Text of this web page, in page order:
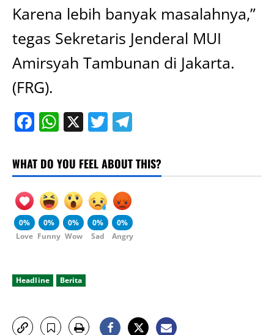
Karena lebih banyak masalahnya,”
tegas Sekretaris Jenderal MUI
Amirsyah Tambunan di Jakarta.
(FRG).
Facebook
WhatsApp
X Twitter
WHAT DO YOU FEEL ABOUT THIS?
0%
Love
0%
Funny
0%
Wow
0%
Sad
0%
Angry
Headline Berita